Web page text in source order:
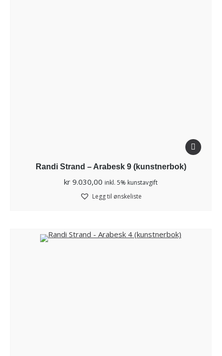
Randi Strand – Arabesk 9 (kunstnerbok)
kr 9.030,00 inkl. 5% kunstavgift
Legg til ønskeliste